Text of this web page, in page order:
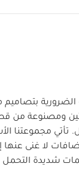
ومصنوعة من
تأتي مجموعتنا
لا غنى عنها
شديدة التحمل